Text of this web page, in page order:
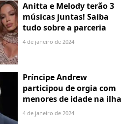
Anitta e Melody terão 3
músicas juntas! Saiba
tudo sobre a parceria
4 de janeiro de 2024
Príncipe Andrew
participou de orgia com
menores de idade na ilha
de Jeffrey Epstein, chefe de
4 de janeiro de 2024